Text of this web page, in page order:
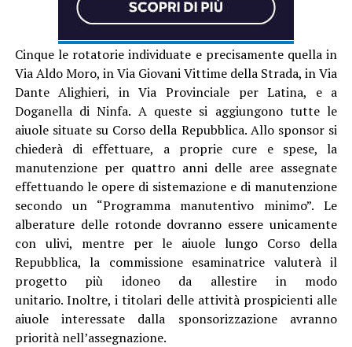
Cinque le rotatorie individuate e precisamente quella in
Via Aldo Moro, in Via Giovani Vittime della Strada, in Via
Dante Alighieri, in Via Provinciale per Latina, e a
Doganella di Ninfa. A queste si aggiungono tutte le
aiuole situate su Corso della Repubblica. Allo sponsor si
chiederà di effettuare, a proprie cure e spese, la
manutenzione per quattro anni delle aree assegnate
effettuando le opere di sistemazione e di manutenzione
secondo un “Programma manutentivo minimo”. Le
alberature delle rotonde dovranno essere unicamente
con ulivi, mentre per le aiuole lungo Corso della
Repubblica, la commissione esaminatrice valuterà il
progetto più idoneo da allestire in modo
unitario. Inoltre, i titolari delle attività prospicienti alle
aiuole interessate dalla sponsorizzazione avranno
priorità nell’assegnazione.